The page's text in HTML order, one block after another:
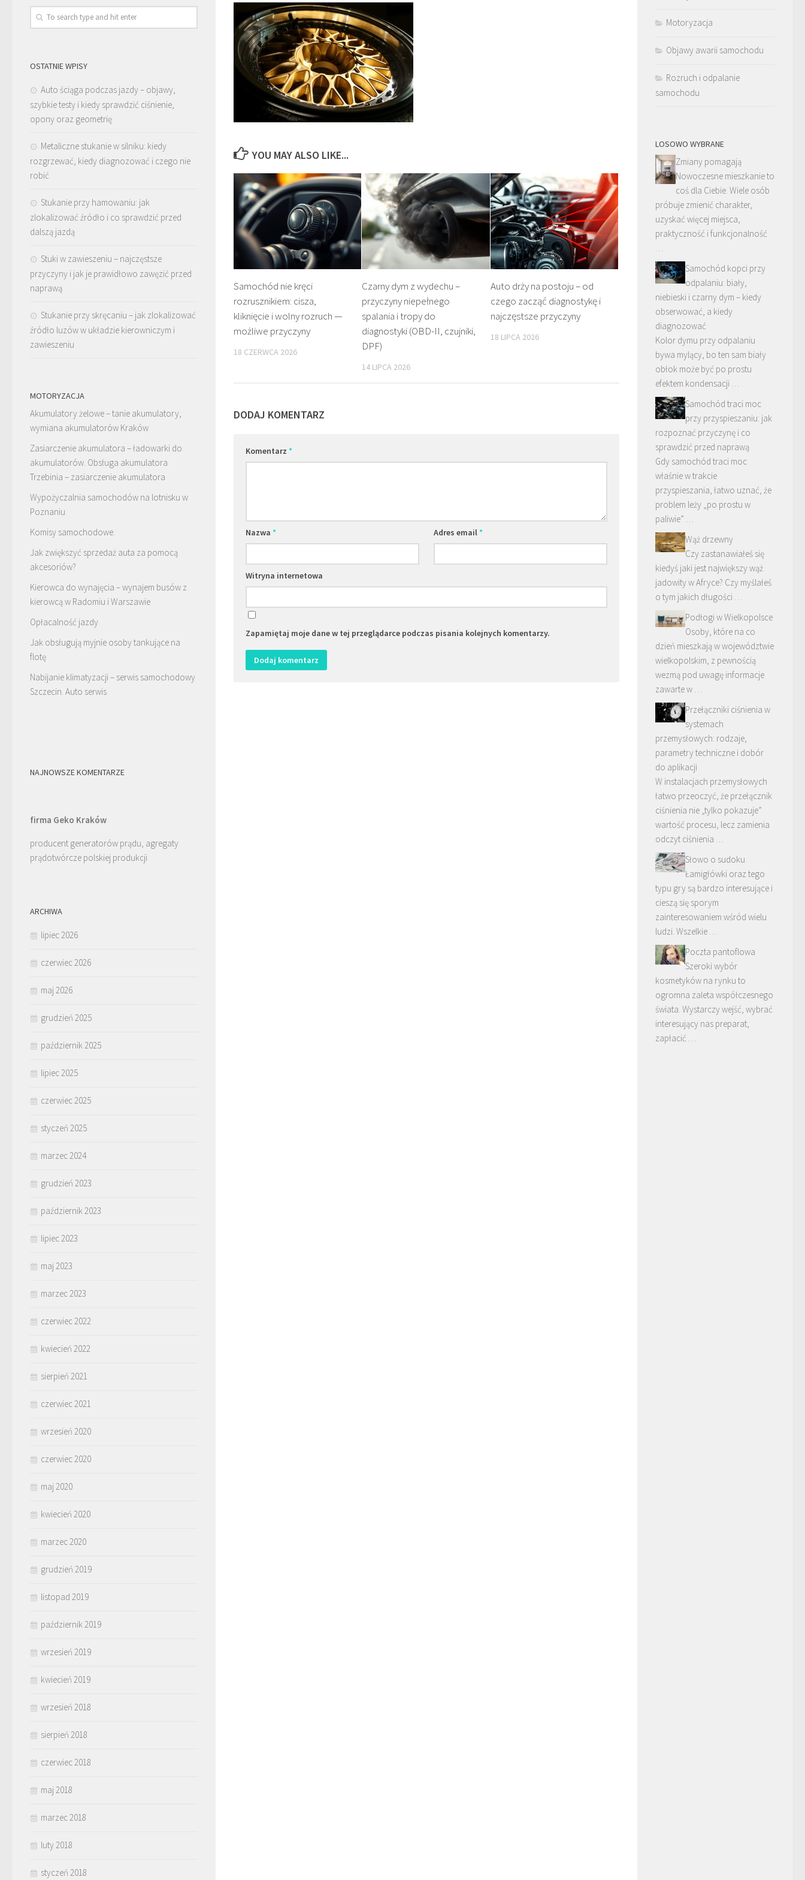
YOU MAY ALSO LIKE...
Samochód nie kręci
rozrusznikiem: cisza,
kliknięcie i wolny rozruch —
możliwe przyczyny
18 CZERWCA 2026
Czarny dym z wydechu –
przyczyny niepełnego
spalania i tropy do
diagnostyki (OBD-II, czujniki,
DPF)
14 LIPCA 2026
Auto drży na postoju – od
czego zacząć diagnostykę i
najczęstsze przyczyny
18 LIPCA 2026
DODAJ KOMENTARZ
Komentarz *
Nazwa * Adres email*
Witryna internetowa
Zapamiętaj moje dane w tej przeglądarce podczas pisania kolejnych komentarzy.
OSTATNIE WPISY
Auto ściąga podczas jazdy – objawy,
szybkie testy i kiedy sprawdzić ciśnienie,
opony oraz geometrię
Metaliczne stukanie w silniku: kiedy
rozgrzewać, kiedy diagnozować i czego nie
robić
Stukanie przy hamowaniu: jak
zlokalizować źródło i co sprawdzić przed
dalszą jazdą
Stuki w zawieszeniu – najczęstsze
przyczyny i jak je prawidłowo zawęzić przed
naprawą
Stukanie przy skręcaniu – jak zlokalizować
źródło luzów w układzie kierowniczym i
zawieszeniu
MOTORYZACJA
Akumulatory żelowe – tanie akumulatory,
wymiana akumulatorów Kraków
Zasiarczenie akumulatora – ładowarki do
akumulatorów. Obsługa akumulatora
Trzebinia – zasiarczenie akumulatora
Wypożyczalnia samochodów na lotnisku w
Poznaniu
Komisy samochodowe.
Jak zwiększyć sprzedaż auta za pomocą
akcesoriów?
Kierowca do wynajęcia – wynajem busów z
kierowcą w Radomiu i Warszawie
Opłacalność jazdy
Jak obsługują myjnie osoby tankujące na
flotę
Nabijanie klimatyzacji – serwis samochodowy
Szczecin. Auto serwis
NAJNOWSZE KOMENTARZE
firma Geko Kraków
producent generatorów prądu, agregaty
prądotwórcze polskiej produkcji
ARCHIWA
lipiec 2026
czerwiec 2026
maj 2026
grudzień 2025
październik 2025
lipiec 2025
czerwiec 2025
styczeń 2025
marzec 2024
grudzień 2023
październik 2023
lipiec 2023
maj 2023
marzec 2023
czerwiec 2022
kwiecień 2022
sierpień 2021
czerwiec 2021
wrzesień 2020
czerwiec 2020
maj 2020
kwiecień 2020
marzec 2020
grudzień 2019
listopad 2019
październik 2019
wrzesień 2019
kwiecień 2019
wrzesień 2018
sierpień 2018
czerwiec 2018
maj 2018
marzec 2018
luty 2018
styczeń 2018
Motoryzacja
Objawy awarii samochodu
Rozruch i odpalanie
samochodu
LOSOWO WYBRANE
Zmiany pomagają
Nowoczesne mieszkanie to
coś dla Ciebie. Wiele osób
próbuje zmienić charakter,
uzyskać więcej miejsca,
praktyczność i funkcjonalność
…
Samochód kopci przy
odpalaniu: biały,
niebieski i czarny dym – kiedy
obserwować, a kiedy
diagnozować
Kolor dymu przy odpalaniu
bywa mylący, bo ten sam biały
obłok może być po prostu
efektem kondensacji …
Samochód traci moc
przy przyspieszaniu: jak
rozpoznać przyczynę i co
sprawdzić przed naprawą
Gdy samochód traci moc
właśnie w trakcie
przyspieszania, łatwo uznać, że
problem leży „po prostu w
paliwie” …
Wąż drzewny
Czy zastanawiałeś się
kiedyś jaki jest największy wąż
jadowity w Afryce? Czy myślałeś
o tym jakich długości …
Podłogi w Wielkopolsce
Osoby, które na co
dzień mieszkają w województwie
wielkopolskim, z pewnością
wezmą pod uwagę informacje
zawarte w …
Przełączniki ciśnienia w
systemach
przemysłowych: rodzaje,
parametry techniczne i dobór
do aplikacji
W instalacjach przemysłowych
łatwo przeoczyć, że przełącznik
ciśnienia nie „tylko pokazuje”
wartość procesu, lecz zamienia
odczyt ciśnienia …
Słowo o sudoku
Łamigłówki oraz tego
typu gry są bardzo interesujące i
cieszą się sporym
zainteresowaniem wśród wielu
ludzi. Wszelkie …
Poczta pantoflowa
Szeroki wybór
kosmetyków na rynku to
ogromna zaleta współczesnego
świata. Wystarczy wejść, wybrać
interesujący nas preparat,
zapłacić …